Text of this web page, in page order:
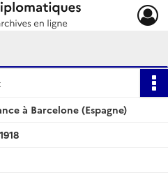
à Barcelone (Espagne)